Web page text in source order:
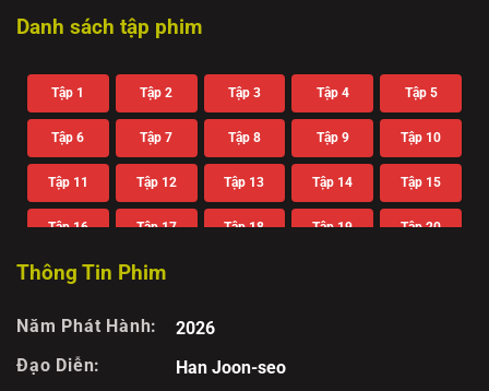
Danh sách tập phim
Tập 1 Tập 2 Tập 3 Tập 4 Tập 5
Tập 6 Tập 7 Tập 8 Tập 9 Tập 10
Tập 11 Tập 12 Tập 13 Tập 14 Tập 15
Tập 16 Tập 17 Tập 18 Tập 19 Tập 20
Tập 21 Tập 22
Tập 26 Tập 27
Tập 31 Tập 33
Thông Tin Phim
Năm Phát Hành:
2026
Đạo Diễn:
Han Joon-seo